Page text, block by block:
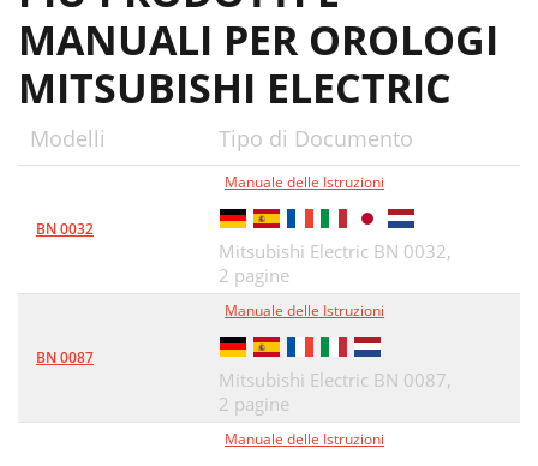
MANUALI PER OROLOGI
MITSUBISHI ELECTRIC
Modelli Tipo di Documento
BN 0032
Manuale delle Istruzioni
Mitsubishi Electric BN 0032,
2 pagine
BN 0087
Manuale delle Istruzioni
Mitsubishi Electric BN 0087,
2 pagine
Manuale delle Istruzioni